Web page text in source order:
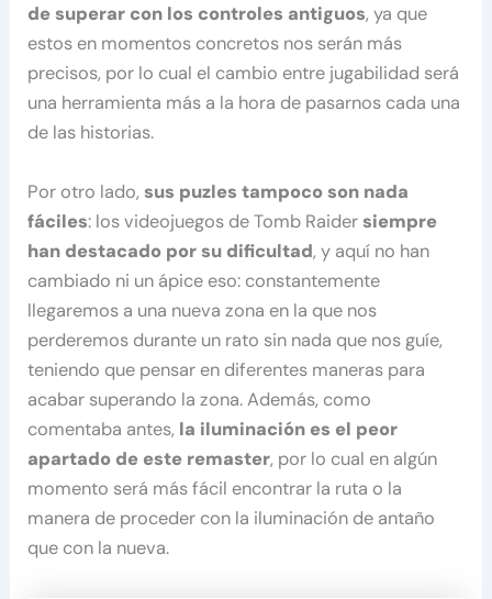
de superar con los controles antiguos, ya que
estos en momentos concretos nos serán más
precisos, por lo cual el cambio entre jugabilidad será
una herramienta más a la hora de pasarnos cada una
de las historias.
Por otro lado,sus puzles tampoco son nada
fáciles: los videojuegos de Tomb Raidersiempre
han destacado por su dificultad, y aquí no han
cambiado ni un ápice eso: constantemente
llegaremos a una nueva zona en la que nos
perderemos durante un rato sin nada que nos guíe,
teniendo que pensar en diferentes maneras para
acabar superando la zona. Además, como
comentaba antes, la iluminación es el peor
apartado de este remaster, por lo cual en algún
momento será más fácil encontrar la ruta o la
manera de proceder con la iluminación de antaño
que con la nueva.